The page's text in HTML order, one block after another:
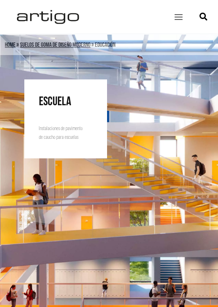
contenido
Main
Menu
Home»Suelos de goma de diseño moderno»Educación
Escuela
Instalaciones de pavimento
de caucho para escuelas